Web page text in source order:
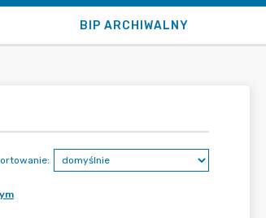
BIP ARCHIWALNY